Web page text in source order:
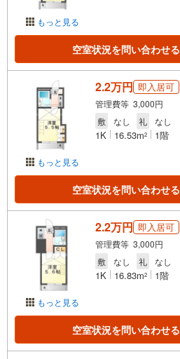
もっと見る
空室状況を問い合わせる
もっと見る
2.2万円 即入居可
管理費等 3,000円
敷
なし 礼 なし
1K 16.53m2 1階
空室状況を問い合わせる
もっと見る
2.2万円 即入居可
管理費等 3,000円
敷
なし 礼 なし
1K 16.83m2 1階
空室状況を問い合わせる